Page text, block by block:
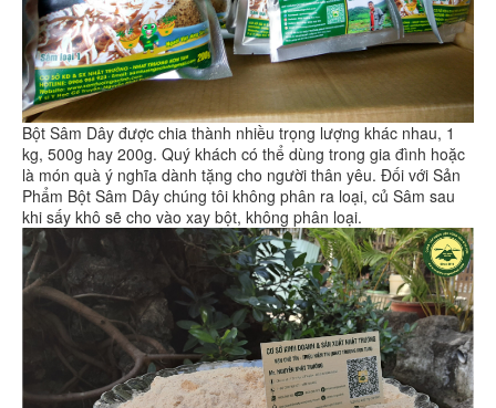
Bột Sâm Dây được chia thành nhiều trọng lượng khác nhau, 1
kg, 500g hay 200g. Quý khách có thể dùng trong gia đình hoặc
là món quà ý nghĩa dành tặng cho người thân yêu. Đối với Sản
Phẩm Bột Sâm Dây chúng tôi không phân ra loại, củ Sâm sau
khi sấy khô sẽ cho vào xay bột, không phân loại.